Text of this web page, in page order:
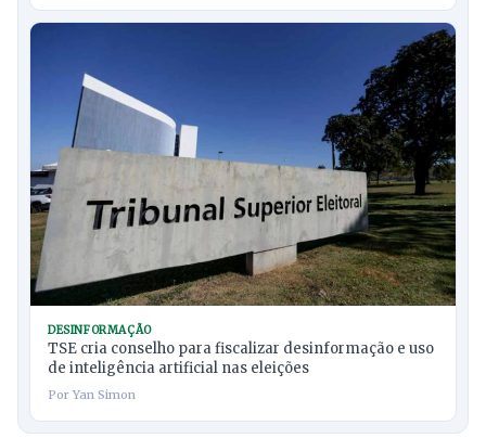
DESINFORMAÇÃO
TSE cria conselho para fiscalizar desinformação e uso
de inteligência artificial nas eleições
Por Yan Simon